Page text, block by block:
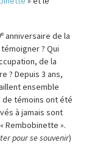
e anniversaire de la
? Qui
de la
? Depuis 3 ans,
ensemble
de témoins ont été
à jamais sont
Rembobinette ».
pour se souvenir)